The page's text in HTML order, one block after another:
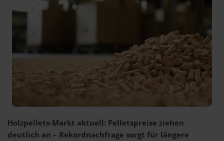
Holzpellets-Markt aktuell: Pelletspreise ziehen
deutlich an – Rekordnachfrage sorgt für längere